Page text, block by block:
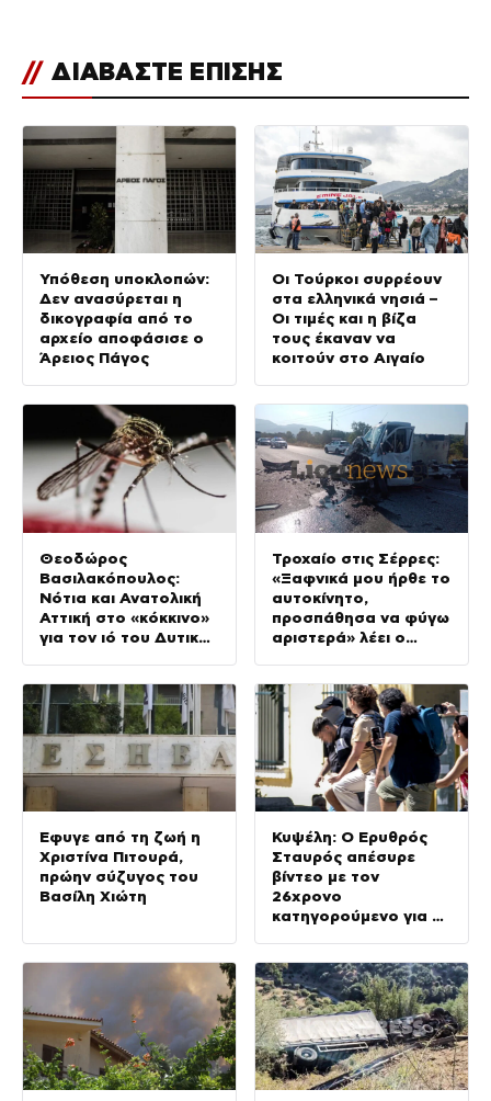
// ΔΙΑΒΑΣΤΕ ΕΠΙΣΗΣ
Υπόθεση υποκλοπών:
Δεν ανασύρεται η
δικογραφία από το
αρχείο αποφάσισε ο
Άρειος Πάγος
Οι Τούρκοι συρρέουν
στα ελληνικά νησιά –
Οι τιμές και η βίζα
τους έκαναν να
κοιτούν στο Αιγαίο
Θεοδώρος
Βασιλακόπουλος:
Νότια και Ανατολική
Αττική στο «κόκκινο»
για τον ιό του Δυτικού
Τροχαίο στις Σέρρες:
«Ξαφνικά μου ήρθε το
αυτοκίνητο,
προσπάθησα να φύγω
αριστερά» λέει ο
Έφυγε από τη ζωή η
Χριστίνα Πιτουρά,
πρώην σύζυγος του
Βασίλη Χιώτη
Κυψέλη: Ο Ερυθρός
Σταυρός απέσυρε
βίντεο με τον
26χρονο
κατηγορούμενο για τη